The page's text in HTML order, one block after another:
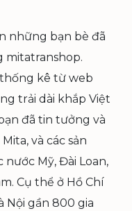
những bạn bè đã
mitatranshop.
kê từ web
trải dài khắp Việt
đã tin tưởng và
và các sản
Mỹ, Đài Loan,
Cụ thể ở Hồ Chí
Nội gần 800 gia